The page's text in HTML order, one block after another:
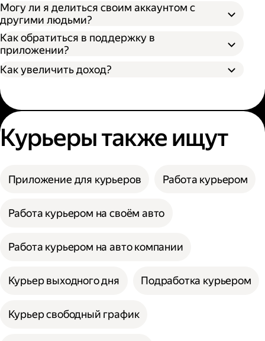
Могу ли я делиться своим аккаунтом с
другими людьми?
Как обратиться в поддержку в
приложении?
Как увеличить доход?
Курьеры также ищут
Приложение для курьеров Работа курьером
Работа курьером на своём авто
Работа курьером на авто компании
Курьер выходного дня Подработка курьером
Курьер свободный график